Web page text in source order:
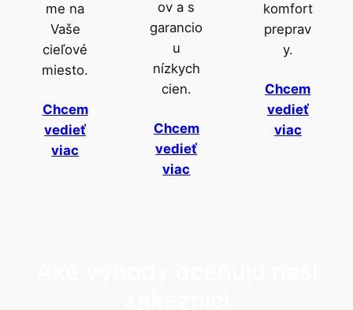
me na
Vaše
cieľové
miesto.
Chcem
vedieť
viac
ov a s
garancio
u
nízkych
cien.
Chcem
vedieť
viac
komfort
preprav
y.
Chcem
vedieť
viac